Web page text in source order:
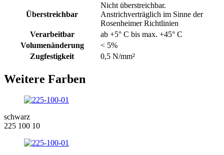
Überstreichbar
Nicht überstreichbar.
Anstrichverträglich im Sinne der
Rosenheimer Richtlinien
Verarbeitbar
ab +5° C bis max. +45° C
Volumenänderung
< 5%
Zugfestigkeit
0,5 N/mm²
Weitere Farben
schwarz
225 100 10